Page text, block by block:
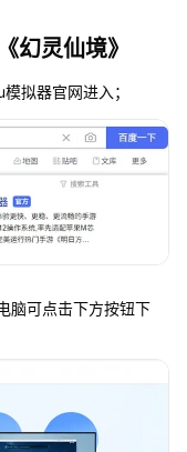
幻灵仙境》
拟器官网进入；
脑可点击下方按钮下